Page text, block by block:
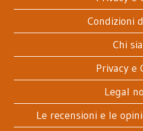
Condizioni
Chi
Privacy e
Legal
Le recensioni e le